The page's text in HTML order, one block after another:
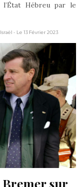
l’État Hébreu par le
- Le 13 Février 2023
Bremer sur